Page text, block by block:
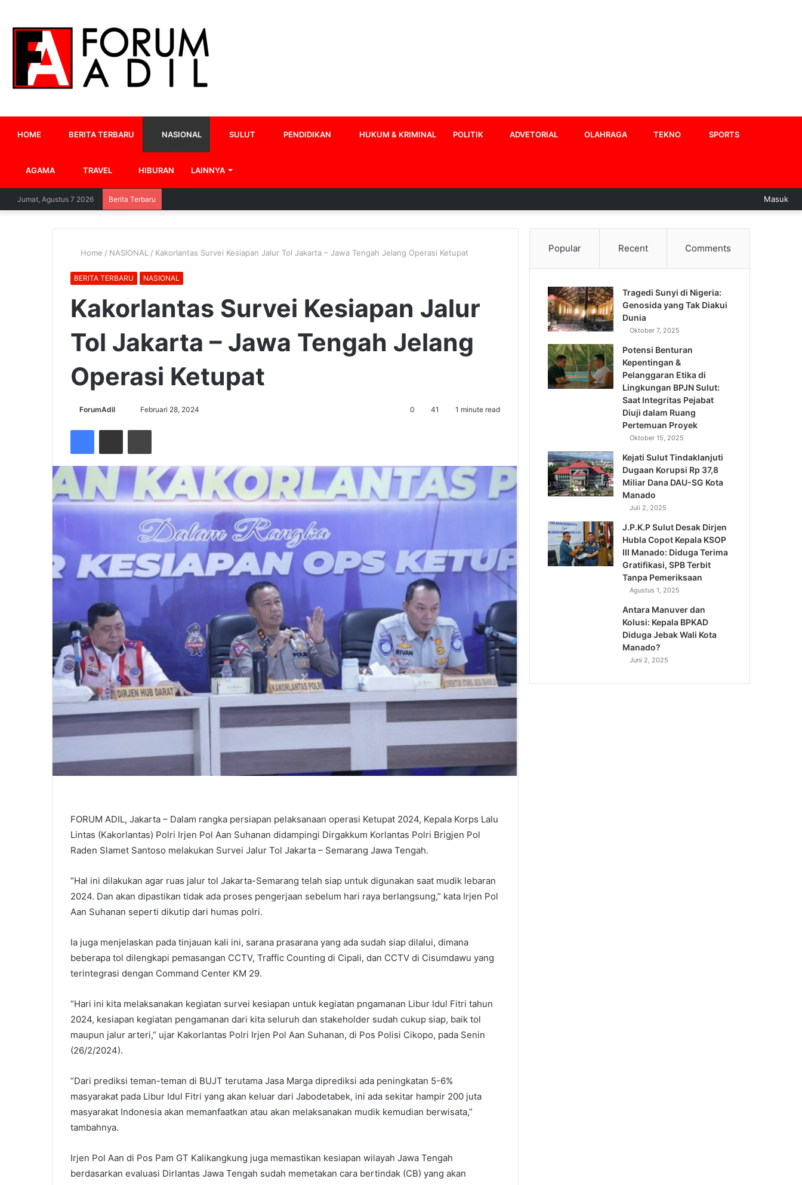
HOME BERITA TERBARU NASIONAL SULUT PENDIDIKAN HUKUM & KRIMINAL POLITIK ADVETORIAL OLAHRAGA TEKNO SPORTS
AGAMA TRAVEL HIBURAN LAINNYA
Jumat, Agustus 7 2026 Berita Terbaru Masuk
Home / NASIONAL / Kakorlantas Survei Kesiapan Jalur Tol Jakarta – Jawa Tengah Jelang Operasi Ketupat
BERITA TERBARU NASIONAL
Kakorlantas Survei Kesiapan Jalur
Tol Jakarta – Jawa Tengah Jelang
Operasi Ketupat
ForumAdil Februari 28, 2024 0 41 1 minute read
FacebookShare via Email Cetak
FORUM ADIL, Jakarta – Dalam rangka persiapan pelaksanaan operasi Ketupat 2024, Kepala Korps Lalu
Lintas (Kakorlantas) Polri Irjen Pol Aan Suhanan didampingi Dirgakkum Korlantas Polri Brigjen Pol
Raden Slamet Santoso melakukan Survei Jalur Tol Jakarta – Semarang Jawa Tengah.
“Hal ini dilakukan agar ruas jalur tol Jakarta-Semarang telah siap untuk digunakan saat mudik lebaran
2024. Dan akan dipastikan tidak ada proses pengerjaan sebelum hari raya berlangsung,” kata Irjen Pol
Aan Suhanan seperti dikutip dari humas polri.
Ia juga menjelaskan pada tinjauan kali ini, sarana prasarana yang ada sudah siap dilalui, dimana
beberapa tol dilengkapi pemasangan CCTV, Traffic Counting di Cipali, dan CCTV di Cisumdawu yang
terintegrasi dengan Command Center KM 29.
“Hari ini kita melaksanakan kegiatan survei kesiapan untuk kegiatan pngamanan Libur Idul Fitri tahun
2024, kesiapan kegiatan pengamanan dari kita seluruh dan stakeholder sudah cukup siap, baik tol
maupun jalur arteri,” ujar Kakorlantas Polri Irjen Pol Aan Suhanan, di Pos Polisi Cikopo, pada Senin
(26/2/2024).
“Dari prediksi teman-teman di BUJT terutama Jasa Marga diprediksi ada peningkatan 5-6%
masyarakat pada Libur Idul Fitri yang akan keluar dari Jabodetabek, ini ada sekitar hampir 200 juta
masyarakat Indonesia akan memanfaatkan atau akan melaksanakan mudik kemudian berwisata,”
tambahnya.
Irjen Pol Aan di Pos Pam GT Kalikangkung juga memastikan kesiapan wilayah Jawa Tengah
berdasarkan evaluasi Dirlantas Jawa Tengah sudah memetakan cara bertindak (CB) yang akan
Popular Recent Comments
Tragedi Sunyi di Nigeria:
Genosida yang Tak Diakui
Dunia
Oktober 7, 2025
Potensi Benturan
Kepentingan &
Pelanggaran Etika di
Lingkungan BPJN Sulut:
Saat Integritas Pejabat
Diuji dalam Ruang
Pertemuan Proyek
Oktober 15, 2025
Kejati Sulut Tindaklanjuti
Dugaan Korupsi Rp 37,8
Miliar Dana DAU-SG Kota
Manado
Juli 2, 2025
J.P.K.P Sulut Desak Dirjen
Hubla Copot Kepala KSOP
III Manado: Diduga Terima
Gratifikasi, SPB Terbit
Tanpa Pemeriksaan
Agustus 1, 2025
Antara Manuver dan
Kolusi: Kepala BPKAD
Diduga Jebak Wali Kota
Manado?
Juni 2, 2025